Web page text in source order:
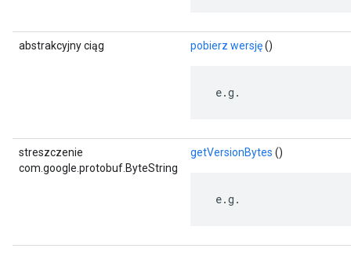
abstrakcyjny ciąg pobierz wersję()
e.g.
streszczenie
com.google.protobuf.ByteString
getVersionBytes ()
e.g.